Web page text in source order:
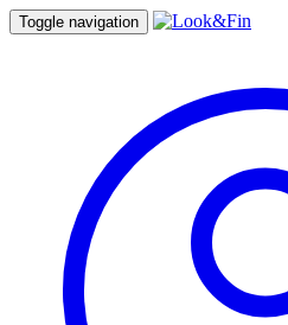
Toggle navigation